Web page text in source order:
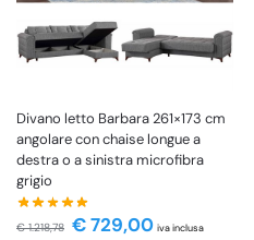
Divano letto Barbara 261×173 cm
angolare con chaise longue a
destra o a sinistra microfibra
grigio
€1.218,78 €729,00 iva inclusa